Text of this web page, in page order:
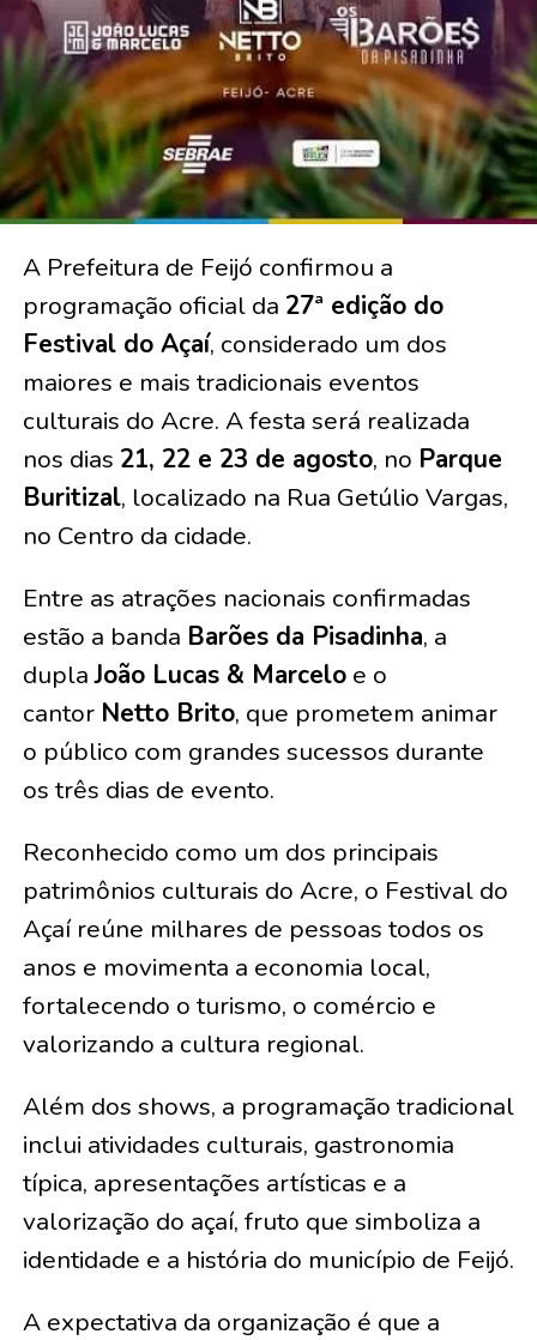
A Prefeitura de Feijó confirmou a
programação oficial da 27ª edição do
Festival do Açaí, considerado um dos
maiores e mais tradicionais eventos
culturais do Acre. A festa será realizada
nos dias 21, 22 e 23 de agosto, no Parque
Buritizal, localizado na Rua Getúlio Vargas,
no Centro da cidade.
Entre as atrações nacionais confirmadas
estão a banda Barões da Pisadinha, a
duplaJoão Lucas & Marceloe o
cantor Netto Brito, que prometem animar
o público com grandes sucessos durante
os três dias de evento.
Reconhecido como um dos principais
patrimônios culturais do Acre, o Festival do
Açaí reúne milhares de pessoas todos os
anos e movimenta a economia local,
fortalecendo o turismo, o comércio e
valorizando a cultura regional.
Além dos shows, a programação tradicional
inclui atividades culturais, gastronomia
típica, apresentações artísticas e a
valorização do açaí, fruto que simboliza a
identidade e a história do município de Feijó.
A expectativa da organização é que a